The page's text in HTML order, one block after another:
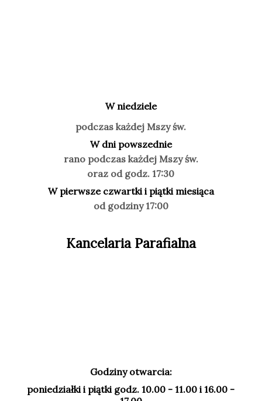
W niedziele
podczas każdej Mszy św.
W dni powszednie
rano podczas każdej Mszy św.
oraz od godz. 17:30
W pierwsze czwartki i piątki miesiąca
od godziny 17:00
Kancelaria Parafialna
Godziny otwarcia:
poniedziałki i piątki godz. 10.00 - 11.00 i 16.00 -